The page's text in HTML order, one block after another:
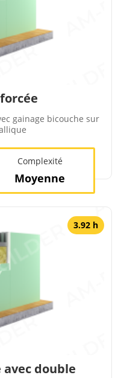
gainage bicouche sur
Complexité
Moyenne
3.92 h
double